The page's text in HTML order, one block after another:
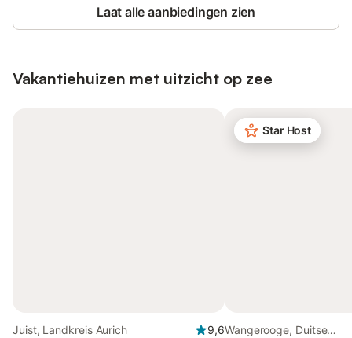
Laat alle aanbiedingen zien
Vakantiehuizen met uitzicht op zee
Juist, Landkreis Aurich
9,6
Star Host
Wangerooge, Duitse